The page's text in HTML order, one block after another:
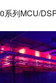
列MCU/